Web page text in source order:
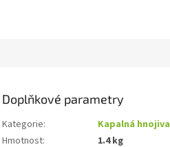
Doplňkové parametry
Kategorie:
Kapalná hnojiva
Hmotnost:
1.4 kg